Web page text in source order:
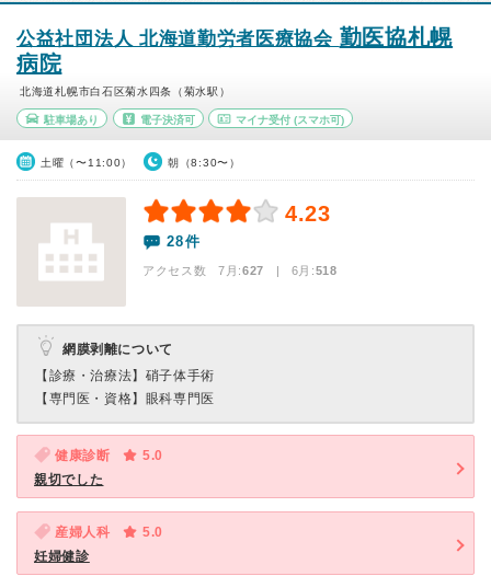
公益社団法人 北海道勤労者医療協会 勤医協札幌
病院
北海道札幌市白石区菊水四条（菊水駅）
駐車場あり 電子決済可 マイナ受付 (スマホ可)
土曜（〜11:00） 朝（8:30〜）
4.23
28件
アクセス数 7月:627 | 6月:518
網膜剥離について
【診療・治療法】 硝子体手術
【専門医・資格】 眼科専門医
健康診断
5.0
親切でした
産婦人科
5.0
妊婦健診